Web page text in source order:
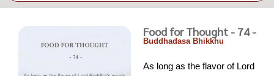
Food for Thought - 74 -
Buddhadasa Bhikkhu
As long as the flavor of Lord